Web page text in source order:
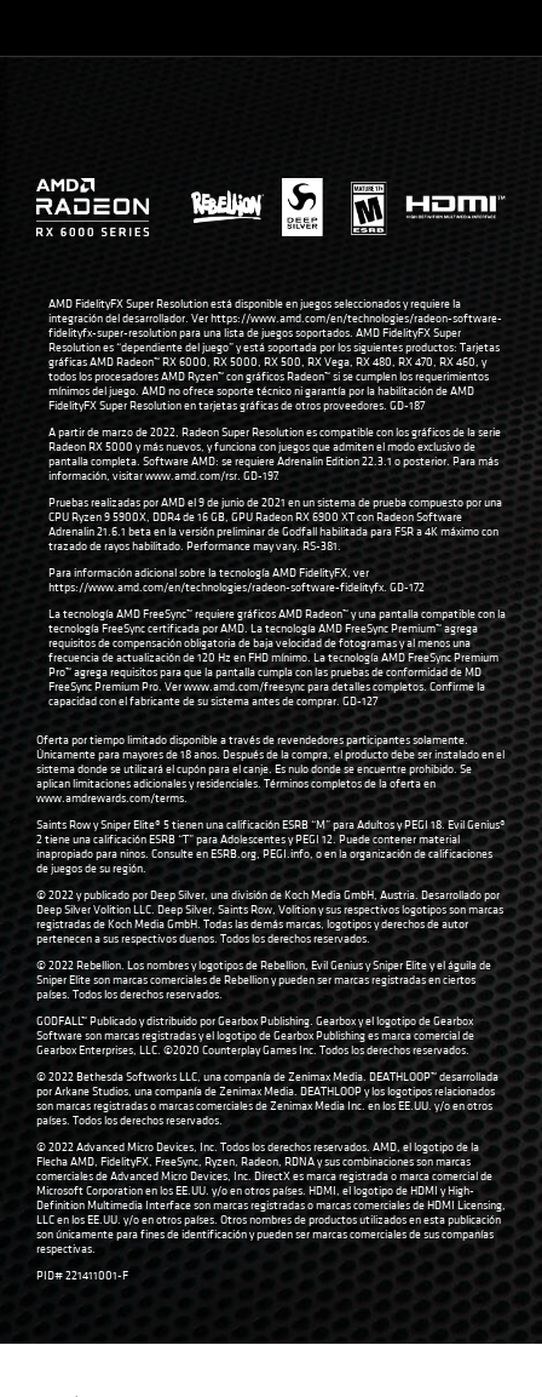
AMD FidelityFX Super Resolution está disponible en juegos seleccionados y requiere la
integración del desarrollador. Ver https://www.amd.com/en/technologies/radeon-software-
fidelityfx-super-resolutionpara una lista de juegos soportados. AMD FidelityFX Super
Resolution es “dependiente del juego” y está soportada por los siguientes productos: Tarjetas
gráficas AMD Radeon™ RX 6000, RX 5000, RX 500, RX Vega, RX 480, RX 470, RX 460, y
todos los procesadores AMD Ryzen™ con gráficos Radeon™ si se cumplen los requerimientos
mínimos del juego. AMD no ofrece soporte técnico ni garantía por la habilitación de AMD
FidelityFX Super Resolution en tarjetas gráficas de otros proveedores. GD-187
A partir de marzo de 2022, Radeon Super Resolution es compatible con los gráficos de la serie
Radeon RX 5000 y más nuevos, y funciona con juegos que admiten el modo exclusivo de
pantalla completa. Software AMD: se requiere Adrenalin Edition 22.3.1 o posterior. Para más
información, visitarwww.amd.com/rsr. GD-197.
Pruebas realizadas por AMD el 9 de junio de 2021 en un sistema de prueba compuesto por una
CPU Ryzen 9 5900X, DDR4 de 16 GB, GPU Radeon RX 6900 XT con Radeon Software
Adrenalin 21.6.1 beta en la versión preliminar de Godfall habilitada para FSR a 4K máximo con
trazado de rayos habilitado. Performance may vary. RS-381.
Para información adicional sobre la tecnología AMD FidelityFX, ver
https://www.amd.com/en/technologies/radeon-software-fidelityfx. GD-172
La tecnología AMD FreeSync™ requiere gráficos AMD Radeon™ y una pantalla compatible con la
tecnología FreeSync certificada por AMD. La tecnología AMD FreeSync Premium™ agrega
requisitos de compensación obligatoria de baja velocidad de fotogramas y al menos una
frecuencia de actualización de 120 Hz en FHD mínimo. La tecnología AMD FreeSync Premium
Pro™ agrega requisitos para que la pantalla cumpla con las pruebas de conformidad de MD
FreeSync Premium Pro. Verwww.amd.com/freesyncpara detalles completos. Confirme la
capacidad con el fabricante de su sistema antes de comprar. GD-127
Oferta por tiempo limitado disponible a través de revendedores participantes solamente.
Únicamente para mayores de 18 años. Después de la compra, el producto debe ser instalado en el
sistema donde se utilizará el cupón para el canje. Es nulo donde se encuentre prohibido. Se
aplican limitaciones adicionales y residenciales. Términos completos de la oferta en
www.amdrewards.com/terms.
Saints Row y Sniper Elite® 5 tienen una calificación ESRB “M” para Adultos y PEGI 18. Evil Genius®
2 tiene una calificación ESRB “T” para Adolescentes y PEGI 12. Puede contener material
inapropiado para niños. Consulte en ESRB.org, PEGI.info, o en la organización de calificaciones
de juegos de su región.
© 2022 y publicado por Deep Silver, una división de Koch Media GmbH, Austria. Desarrollado por
Deep Silver Volition LLC. Deep Silver, Saints Row, Volition y sus respectivos logotipos son marcas
registradas de Koch Media GmbH. Todas las demás marcas, logotipos y derechos de autor
pertenecen a sus respectivos dueños. Todos los derechos reservados.
© 2022 Rebellion. Los nombres y logotipos de Rebellion, Evil Genius y Sniper Elite y el águila de
Sniper Elite son marcas comerciales de Rebellion y pueden ser marcas registradas en ciertos
países. Todos los derechos reservados.
GODFALL™ Publicado y distribuido por Gearbox Publishing. Gearbox y el logotipo de Gearbox
Software son marcas registradas y el logotipo de Gearbox Publishing es marca comercial de
Gearbox Enterprises, LLC. ©2020 Counterplay Games Inc. Todos los derechos reservados.
© 2022 Bethesda Softworks LLC, una compañía de Zenimax Media. DEATHLOOP™ desarrollada
por Arkane Studios, una compañía de Zenimax Media. DEATHLOOP y los logotipos relacionados
son marcas registradas o marcas comerciales de Zenimax Media Inc. en los EE.UU. y/o en otros
países. Todos los derechos reservados.
© 2022 Advanced Micro Devices, Inc. Todos los derechos reservados. AMD, el logotipo de la
Flecha AMD, FidelityFX, FreeSync, Ryzen, Radeon, RDNA y sus combinaciones son marcas
comerciales de Advanced Micro Devices, Inc. DirectX es marca registrada o marca comercial de
Microsoft Corporation en los EE.UU. y/o en otros países. HDMI, el logotipo de HDMI y High-
Definition Multimedia Interface son marcas registradas o marcas comerciales de HDMI Licensing,
LLC en los EE.UU. y/o en otros países. Otros nombres de productos utilizados en esta publicación
son únicamente para fines de identificación y pueden ser marcas comerciales de sus compañías
respectivas.
PID# 221411001-F